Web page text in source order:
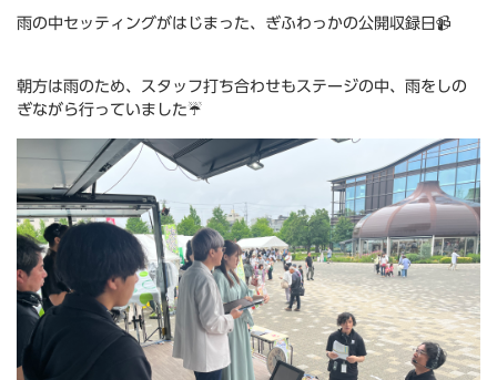
雨の中セッティングがはじまった、ぎふわっかの公開収録日📹
朝方は雨のため、スタッフ打ち合わせもステージの中、雨をしの
ぎながら行っていました☔